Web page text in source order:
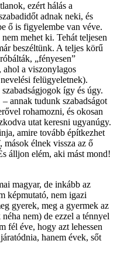
ezért hálás a
adnak neki, és
ő is figyelembe van véve.
mehet ki. Tehát teljesen
beszéltünk. A teljes körű
„fényesen”
a viszonylagos
felügyeletnek).
így és úgy.
annak tudunk szabadságot
rohamozni, és okosan
utat keresni ugyanúgy.
amire tovább építkezhet
mások élnek vissza az ő
álljon elém, aki mást mond!
magyar, de inkább az
képmutató, nem igazi
gyerek, meg a gyermek az
nem) de ezzel a ténnyel
fél éve, hogy azt lehessen
hanem évek, sőt